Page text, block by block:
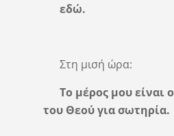
εδώ.
Στη μισή ώρα:
Το μέρος μου είναι
του Θεού για σωτηρία.